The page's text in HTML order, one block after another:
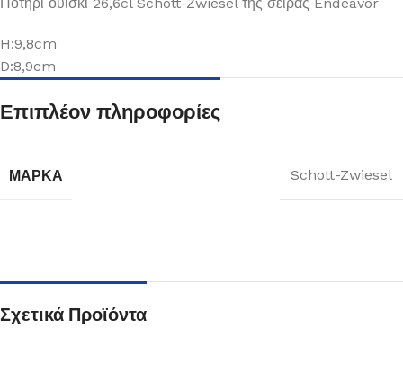
H:9,8cm
D:8,9cm
Επιπλέον πληροφορίες
ΜΆΡΚΑ Schott-Zwiesel
Σχετικά Προϊόντα